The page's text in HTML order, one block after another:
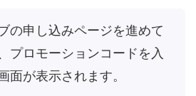
の申し込みページを進めて
プロモーションコードを入
面が表示されます。